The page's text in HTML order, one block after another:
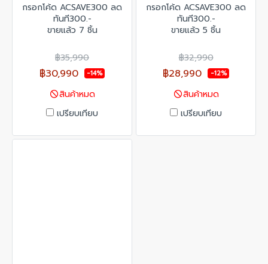
กรอกโค้ด ACSAVE300 ลด
ทันที300.-
ขายแล้ว 7 ชิ้น
฿35,990
฿30,990 -14%
สินค้าหมด
เปรียบเทียบ
กรอกโค้ด ACSAVE300 ลด
ทันที300.-
ขายแล้ว 5 ชิ้น
฿32,990
฿28,990 -12%
สินค้าหมด
เปรียบเทียบ